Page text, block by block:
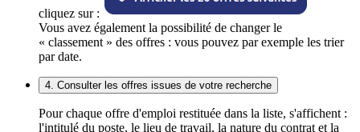
cliquez sur :
Vous avez également la possibilité de changer le
« classement » des offres : vous pouvez par exemple les trier
par date.
4. Consulter les offres issues de votre recherche
Pour chaque offre d'emploi restituée dans la liste, s'affichent :
l'intitulé du poste, le lieu de travail, la nature du contrat et la